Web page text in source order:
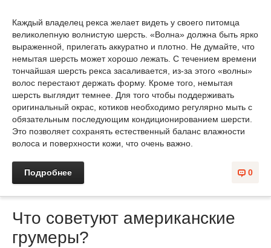
Каждый владелец рекса желает видеть у своего питомца
великолепную волнистую шерсть. «Волна» должна быть ярко
выраженной, прилегать аккуратно и плотно. Не думайте, что
немытая шерсть может хорошо лежать. С течением времени
тончайшая шерсть рекса засаливается, из-за этого «волны»
волос перестают держать форму. Кроме того, немытая
шерсть выглядит темнее. Для того чтобы поддерживать
оригинальный окрас, котиков необходимо регулярно мыть с
обязательным последующим кондиционированием шерсти.
Это позволяет сохранять естественный баланс влажности
волоса и поверхности кожи, что очень важно.
0
Подробнее
Что советуют американские
грумеры?